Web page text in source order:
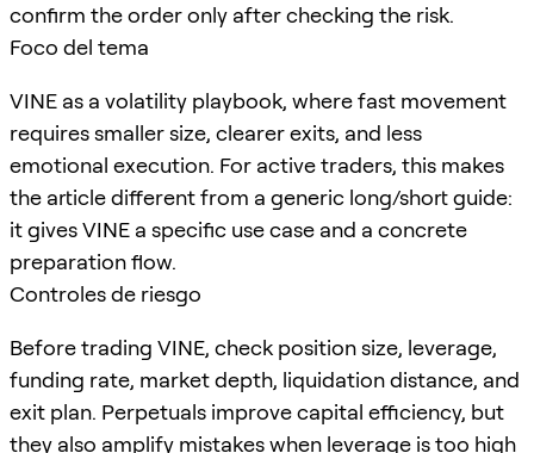
confirm the order only after checking the risk.
Foco del tema
VINE as a volatility playbook, where fast movement
requires smaller size, clearer exits, and less
emotional execution. For active traders, this makes
the article different from a generic long/short guide:
it gives VINE a specific use case and a concrete
preparation flow.
Controles de riesgo
Before trading VINE, check position size, leverage,
funding rate, market depth, liquidation distance, and
exit plan. Perpetuals improve capital efficiency, but
they also amplify mistakes when leverage is too high